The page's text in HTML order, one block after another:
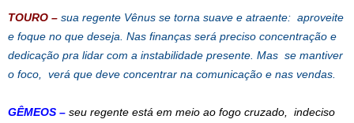
TOURO – sua regente Vênus se torna suave e atraente: aproveite
e foque no que deseja. Nas finanças será preciso concentração e
dedicação pra lidar com a instabilidade presente. Mas se mantiver
o foco, verá que deve concentrar na comunicação e nas vendas.
GÊMEOS – seu regente está em meio ao fogo cruzado, indeciso